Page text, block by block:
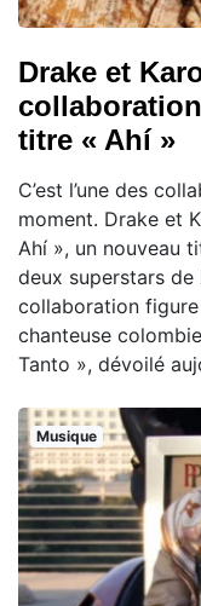
Drake et
titre « Ahí »
C’est l’une des
moment. Drake et
Ahí », un nouveau
deux superstars
collaboration
chanteuse
Tanto », dévoilé
Musique